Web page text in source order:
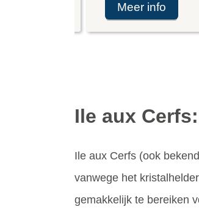
meer info
Ile aux Cerfs
Ile aux Cerfs (ook
vanwege het
gemakkelijk te bereiken